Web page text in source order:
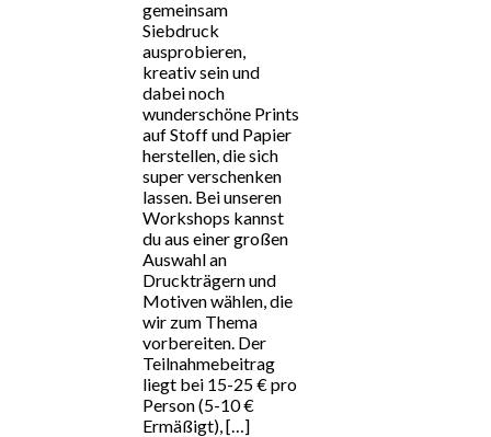
gemeinsam
Siebdruck
ausprobieren,
kreativ sein und
dabei noch
wunderschöne Prints
auf Stoff und Papier
herstellen, die sich
super verschenken
lassen. Bei unseren
Workshops kannst
du aus einer großen
Auswahl an
Druckträgern und
Motiven wählen, die
wir zum Thema
vorbereiten. Der
Teilnahmebeitrag
liegt bei 15-25 € pro
Person (5-10 €
Ermäßigt), […]